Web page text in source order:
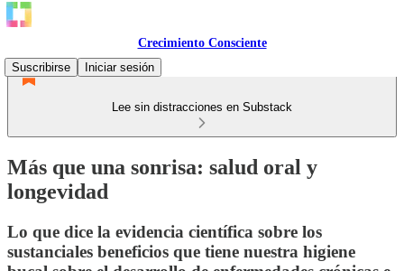
Crecimiento Consciente
Suscribirse
Iniciar sesión
Lee sin distracciones en Substack
Más que una sonrisa: salud oral y
longevidad
Lo que dice la evidencia científica sobre los
sustanciales beneficios que tiene nuestra higiene